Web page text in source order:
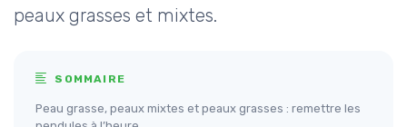
peaux grasses et mixtes.
SOMMAIRE
Peau grasse, peaux mixtes et peaux grasses : remettre les